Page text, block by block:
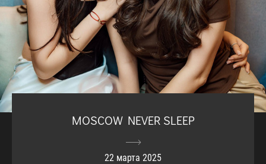
MOSCOW NEVER SLEEP
22 марта 2025